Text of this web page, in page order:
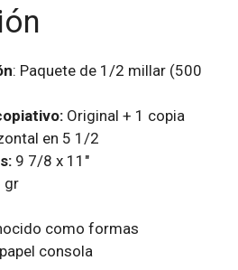
: Paquete de 1/2 millar (500
Original + 1 copia
en 5 1/2
9 7/8 x 11″
gr
como formas
consola